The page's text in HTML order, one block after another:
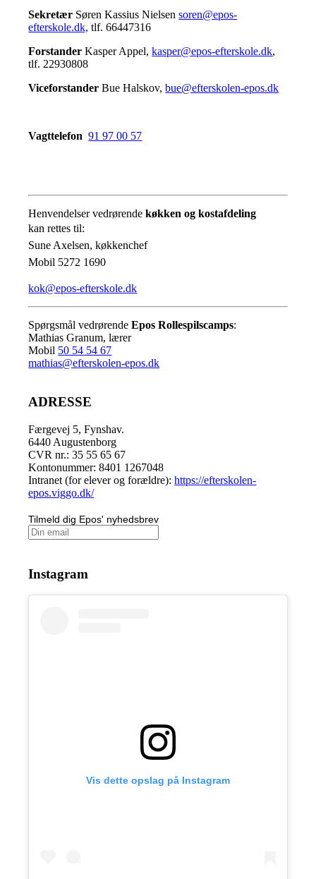
Sekretær Søren Kassius Nielsensoren@epos-
efterskole.dk, tlf. 66447316
Forstander Kasper Appel,kasper@epos-efterskole.dk,
tlf. 22930808
Viceforstander Bue Halskov,bue@efterskolen-epos.dk
Vagttelefon 91 97 00 57
Henvendelser vedrørendekøkken og kostafdeling
kan rettes til:
Sune Axelsen, køkkenchef
Mobil 5272 1690
kok@epos-efterskole.dk
Spørgsmål vedrørende Epos Rollespilscamps:
Mathias Granum, lærer
Mobil 50 54 54 67
mathias@efterskolen-epos.dk
ADRESSE
Færgevej 5, Fynshav.
6440 Augustenborg
CVR nr.: 35 55 65 67
Kontonummer: 8401 1267048
Intranet (for elever og forældre):https://efterskolen-
epos.viggo.dk/
Tilmeld dig Epos' nyhedsbrev
Instagram
Vis dette opslag på Instagram